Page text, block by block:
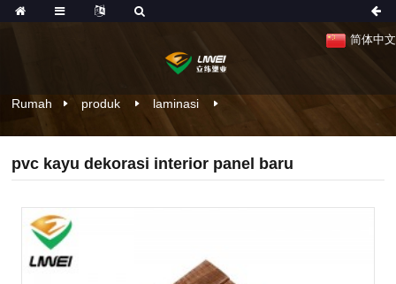
简体中文
Rumah produk laminasi
pvc kayu dekorasi interior panel baru